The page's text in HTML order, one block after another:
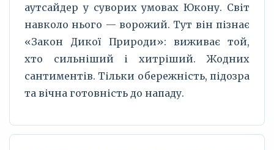
аутсайдер у суворих умовах Юкону. Світ
навколо нього — ворожий. Тут він пізнає
«Закон Дикої Природи»: виживає той,
хто сильніший і хитріший. Жодних
сантиментів. Тільки обережність, підозра
та вічна готовність до нападу.